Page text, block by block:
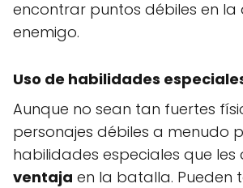
encontrar puntos débiles en la
enemigo.
Uso de habilidades
Aunque no sean tan fuertes
personajes débiles a menudo
habilidades especiales que les
ventaja en la batalla. Pueden